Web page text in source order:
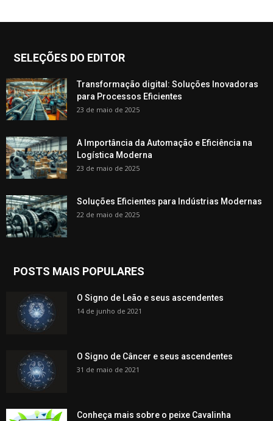
SELEÇÕES DO EDITOR
Transformação digital: Soluções Inovadoras
para Processos Eficientes
23 de maio de 2025
A Importância da Automação e Eficiência na
Logística Moderna
23 de maio de 2025
Soluções Eficientes para Indústrias Modernas
22 de maio de 2025
POSTS MAIS POPULARES
O Signo de Leão e seus ascendentes
14 de junho de 2021
O Signo de Câncer e seus ascendentes
31 de maio de 2021
Conheça mais sobre o peixe Cavalinha